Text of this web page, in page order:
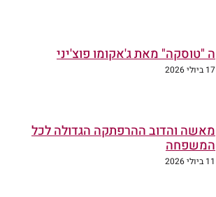
ה "טוסקה" מאת ג'אקומו פוצ'יני
17 ביולי 2026
מאשה והדוב ההרפתקה הגדולה לכל
המשפחה
11 ביולי 2026